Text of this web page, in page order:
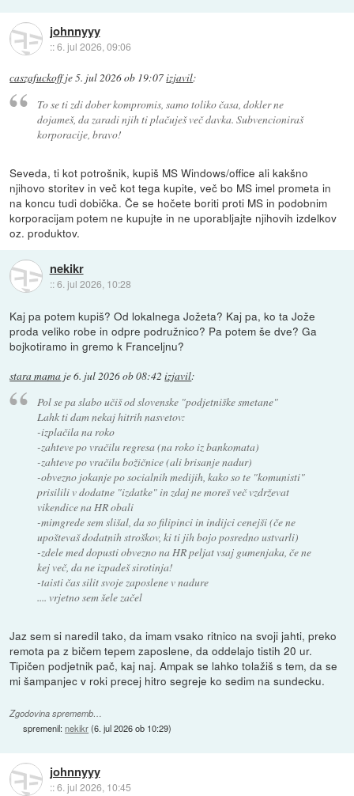
johnnyyy
::6. jul 2026, 09:06
caszafuckoffje5. jul 2026 ob 19:07izjavil:
To se ti zdi dober kompromis, samo toliko časa, dokler ne
dojameš, da zaradi njih ti plačuješ več davka. Subvencioniraš
korporacije, bravo!
Seveda, ti kot potrošnik, kupiš MS Windows/office ali kakšno
njihovo storitev in več kot tega kupite, več bo MS imel prometa in
na koncu tudi dobička. Če se hočete boriti proti MS in podobnim
korporacijam potem ne kupujte in ne uporabljajte njihovih izdelkov
oz. produktov.
nekikr
::6. jul 2026, 10:28
Kaj pa potem kupiš? Od lokalnega Jožeta? Kaj pa, ko ta Jože
proda veliko robe in odpre podružnico? Pa potem še dve? Ga
bojkotiramo in gremo k Franceljnu?
stara mama je6. jul 2026 ob 08:42 izjavil:
Pol se pa slabo učiš od slovenske "podjetniške smetane"
Lahk ti dam nekaj hitrih nasvetov:
-izplačila na roko
-zahteve po vračilu regresa (na roko iz bankomata)
-zahteve po vračilu božičnice (ali brisanje nadur)
-obvezno jokanje po socialnih medijih, kako so te "komunisti"
prisilili v dodatne "izdatke" in zdaj ne moreš več vzdrževat
vikendice na HR obali
-mimgrede sem slišal, da so filipinci in indijci cenejši (če ne
upoštevaš dodatnih stroškov, ki ti jih bojo posredno ustvarli)
-zdele med dopusti obvezno na HR peljat vsaj gumenjaka, če ne
kej več, da ne izpadeš sirotinja!
-taisti čas silit svoje zaposlene v nadure
.... vrjetno sem šele začel
Jaz sem si naredil tako, da imam vsako ritnico na svoji jahti, preko
remota pa z bičem tepem zaposlene, da oddelajo tistih 20 ur.
Tipičen podjetnik pač, kaj naj. Ampak se lahko tolažiš s tem, da se
mi šampanjec v roki precej hitro segreje ko sedim na sundecku.
Zgodovina sprememb…
spremenil:nekikr(6. jul 2026 ob 10:29)
johnnyyy
::6. jul 2026, 10:45